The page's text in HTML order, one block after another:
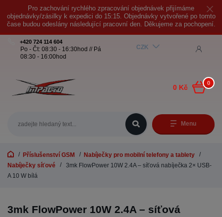
Pro zachování rychlého zpracování objednávek přijímáme
objednávky/zásilky k expedici do 15:15. Objednávky vytvořené po tomto
čase budou odeslány následující pracovní den. Děkujeme za pochopení.
Menu
CZK
+420 724 114 604
Po - Čt: 08:30 - 16:30hod // Pá
08:30 - 16:00hod
0
0 Kč
Příslušenství GSM
Nabíječky pro mobilní telefony a tablety
Nabíječky síťové
3mk FlowPower 10W 2.4A – síťová nabíječka 2× USB-
A 10 W bílá
3mk FlowPower 10W 2.4A – síťová